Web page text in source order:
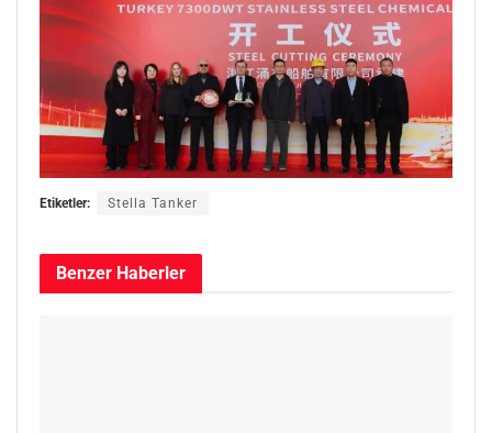
Etiketler: Stella Tanker
Benzer Haberler